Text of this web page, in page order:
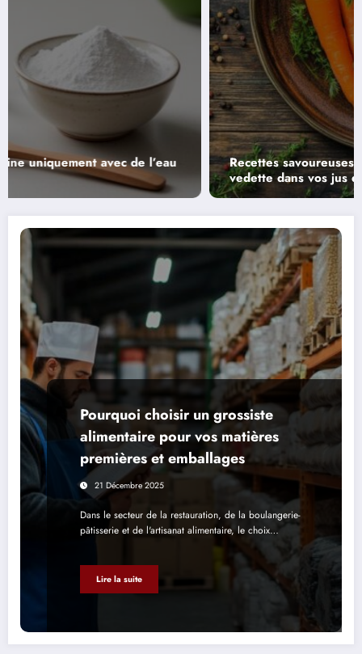
Recettes savoureuses et légères : carottes en
vedette dans vos jus detox de carottes et pomme
Pourquoi choisir un grossiste
alimentaire pour vos matières
premières et emballages
21 Décembre 2025
Dans le secteur de la restauration, de la boulangerie-
pâtisserie et de l'artisanat alimentaire, le choix…
Lire la suite